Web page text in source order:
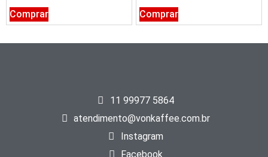
Comprar Comprar
11 99977 5864
atendimento@vonkaffee.com.br
Instagram
Facebook